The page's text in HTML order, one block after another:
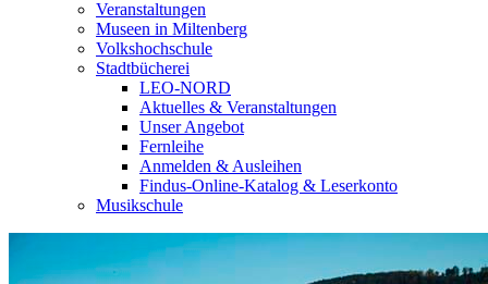
Veranstaltungen
Museen in Miltenberg
Volkshochschule
Stadtbücherei
LEO-NORD
Aktuelles & Veranstaltungen
Unser Angebot
Fernleihe
Anmelden & Ausleihen
Findus-Online-Katalog & Leserkonto
Musikschule